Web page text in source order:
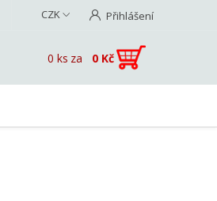
CZK Přihlášení
0 ks za 0 Kč